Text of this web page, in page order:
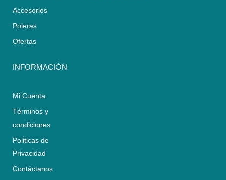
Accesorios
Poleras
Ofertas
INFORMACIÓN
Mi Cuenta
Términos y
condiciones
Politicas de
Privacidad
Contáctanos